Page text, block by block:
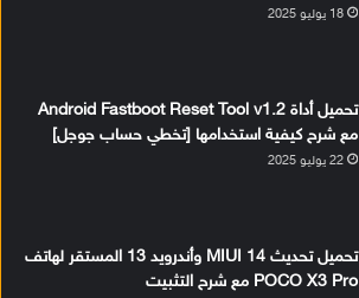
18 يوليو 2025
تحميل أداة Android Fastboot Reset Tool v1.2
مع شرح كيفية استخدامها [تخطي حساب جوجل]
22 يوليو 2025
تحميل تحديث MIUI 14 وأندرويد 13 المستقر لهاتف
POCO X3 Pro مع شرح التثبيت